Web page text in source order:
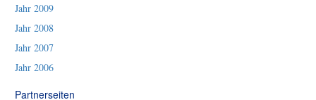
Jahr 2009
Jahr 2008
Jahr 2007
Jahr 2006
Partnerseiten